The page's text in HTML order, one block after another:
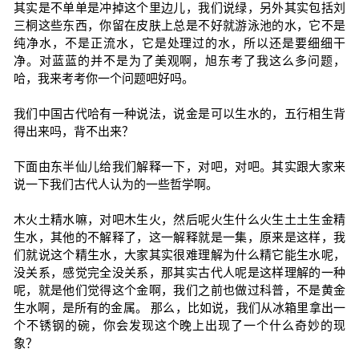
其实是不单单是冲掉这个里边儿，我们说绿，另外其实包括刘
三桐这些东西，你留在皮肤上总是不好就游泳池的水，它不是
纯净水，不是正流水，它是处理过的水，所以还是要细细干
净。对蓝蓝的并不是为了美观啊，旭东考了我这么多问题，
哈，我来考考你一个问题吧好吗。
我们中国古代哈有一种说法，说金是可以生水的，五行相生背
得出来吗，背不出来？
下面由东半仙儿给我们解释一下，对吧，对吧。其实跟大家来
说一下我们古代人认为的一些哲学啊。
木火土精水嘛，对吧木生火，然后呢火生什么火生土土生金精
生水，其他的不解释了，这一解释就是一集，原来是这样，我
们就说这个精生水，大家其实很难理解为什么精它能生水呢，
没关系，感觉完全没关系，那其实古代人呢是这样理解的一种
呢，就是他们觉得这个金啊，我们之前也做过科普，不是黄金
生水啊，是所有的金属。 那么，比如说，我们从冰箱里拿出一
个不锈钢的碗，你会发现这个晚上出现了一个什么奇妙的现
象？